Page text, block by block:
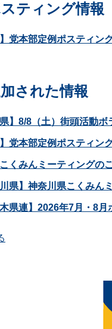
ティング情報
】党本部定例ポスティン
された情報
県】8/8（土）街頭活動ボ
】党本部定例ポスティン
くみんミーティングの
川県】神奈川県こくみん
県連】2026年7月・8